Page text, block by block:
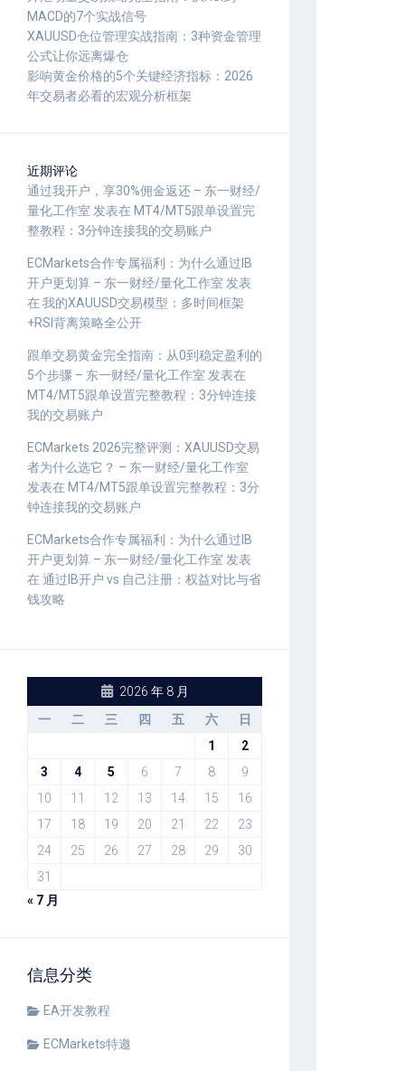
MACD的7个实战信号
XAUUSD仓位管理实战指南：3种资金管理
公式让你远离爆仓
影响黄金价格的5个关键经济指标：2026
年交易者必看的宏观分析框架
近期评论
通过我开户，享30%佣金返还 – 东一财经/
量化工作室 发表在 MT4/MT5跟单设置完
整教程：3分钟连接我的交易账户
ECMarkets合作专属福利：为什么通过IB
开户更划算 – 东一财经/量化工作室 发表
在 我的XAUUSD交易模型：多时间框架
+RSI背离策略全公开
跟单交易黄金完全指南：从0到稳定盈利的
5个步骤 – 东一财经/量化工作室 发表在
MT4/MT5跟单设置完整教程：3分钟连接
我的交易账户
ECMarkets 2026完整评测：XAUUSD交易
者为什么选它？ – 东一财经/量化工作室
发表在 MT4/MT5跟单设置完整教程：3分
钟连接我的交易账户
ECMarkets合作专属福利：为什么通过IB
开户更划算 – 东一财经/量化工作室 发表
在 通过IB开户 vs 自己注册：权益对比与省
钱攻略
2026 年 8 月
一
二 三 四 五 六
日
1
2
3
4 5 6 7 8
9
10
11 12 13 14 15
16
17
18 19 20 21 22
23
24
25 26 27 28 29
30
31
« 7 月
信息分类
EA开发教程
ECMarkets特邀